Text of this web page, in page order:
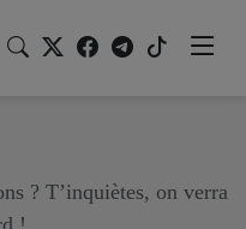
? T’inquiètes, on verra
!